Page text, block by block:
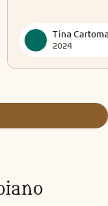
2024